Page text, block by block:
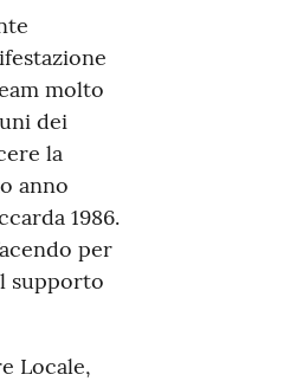
molto
dei
la
anno
1986.
per
supporto
Locale,